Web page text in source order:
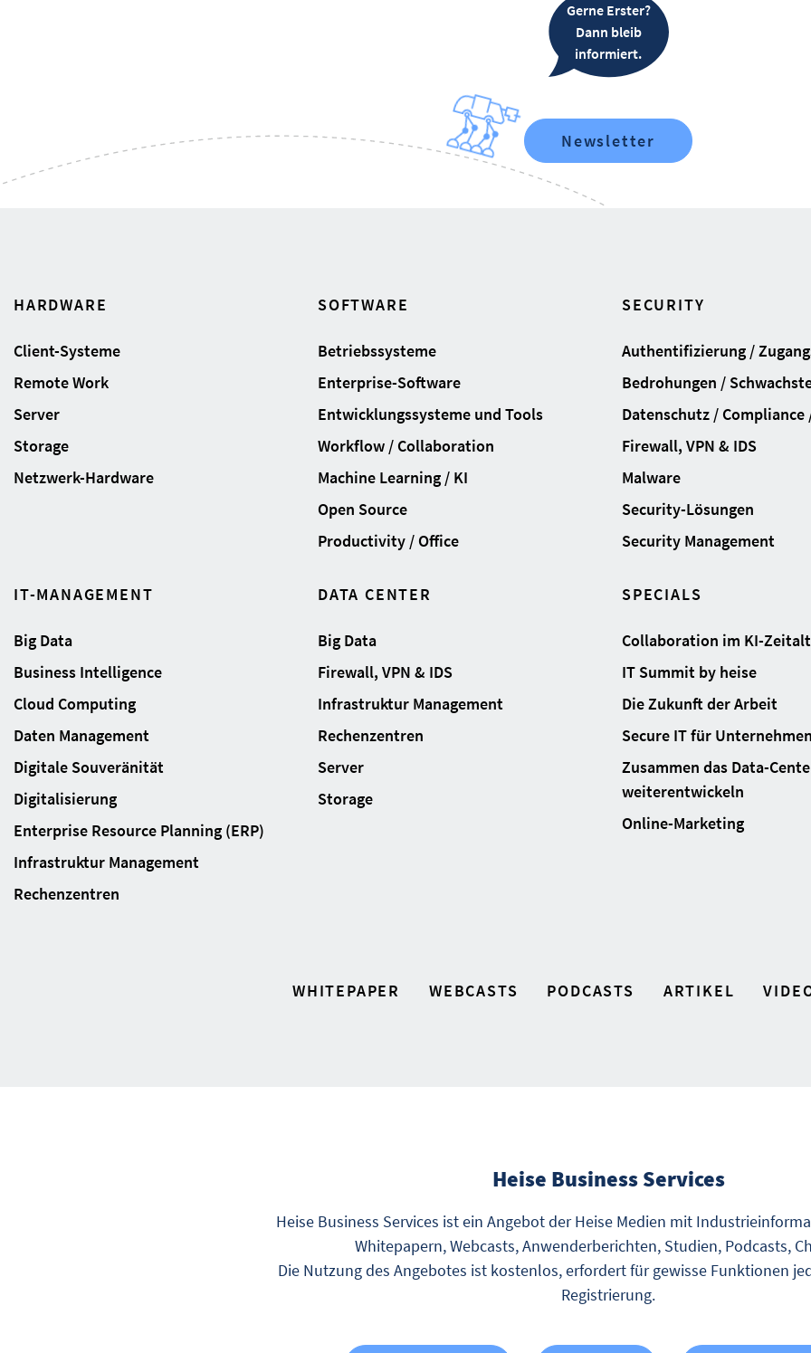
Gerne Erster?
Dann bleib
informiert.
Newsletter
HARDWARE
Client-Systeme
Remote Work
Server
Storage
Netzwerk-Hardware
SOFTWARE
Betriebssysteme
Enterprise-Software
Entwicklungssysteme und Tools
Workflow / Collaboration
Machine Learning / KI
Open Source
Productivity / Office
SECURITY
Authentifizierung /
Bedrohungen /
Datenschutz /
Firewall, VPN & IDS
Malware
Security-Lösungen
Security Management
IT-MANAGEMENT
Big Data
Business Intelligence
Cloud Computing
Daten Management
Digitale Souveränität
Digitalisierung
Enterprise Resource Planning (ERP)
Infrastruktur Management
Rechenzentren
DATA CENTER
Big Data
Firewall, VPN & IDS
Infrastruktur Management
Rechenzentren
Server
Storage
SPECIALS
Collaboration im KI-
IT Summit by heise
Die Zukunft der Arbeit
Secure IT für
Zusammen das Data-
weiterentwickeln
Online-Marketing
WHITEPAPER WEBCASTS PODCASTS ARTIKEL
Heise Business Services
Heise Business Services ist ein Angebot der Heise Medien mit
Whitepapern, Webcasts, Anwenderberichten, Studien, Podcasts,
Die Nutzung des Angebotes ist kostenlos, erfordert für gewisse Funktionen
Registrierung.